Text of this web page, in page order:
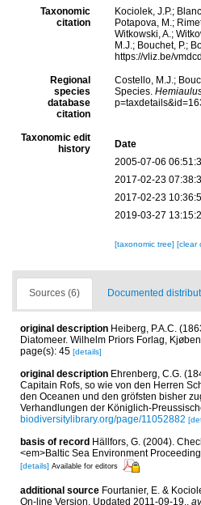
Taxonomic
citation
Kociolek, J.P.;
Potapova, M.;
Witkowski, A.;
M.J.; Bouchet, P.;
https://vliz.be/
Regional
species
database
citation
Costello, M.J.;
Species.
Taxonomic edit
history
Date
2005-07-06
2017-02-23
2017-02-23
2019-03-27
[taxonomic tree] [clear
Sources (6) Documented
original description Heiberg, P.A.C.
Diatomeer. Wilhelm Priors Forlag,
page(s): 45 [details]
original description Ehrenberg, C.G.
Capitain Rofs, so wie von den Herren
den Oceanen und den gröfsten bisher
Verhandlungen der Königlich-
biodiversitylibrary.org/page/11052882
basis of record Hällfors, G. (2004).
<em>Baltic Sea Environment
[details] Available for editors
additional source Fourtanier, E. &
On-line Version. Updated 2011-09-19.,